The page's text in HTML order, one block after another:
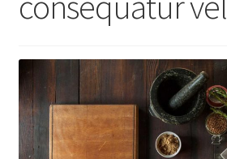
Shop